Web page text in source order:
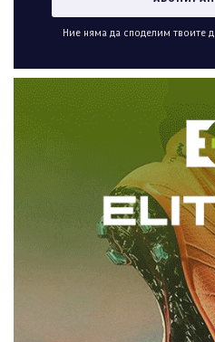
Ние няма да споделим твоите